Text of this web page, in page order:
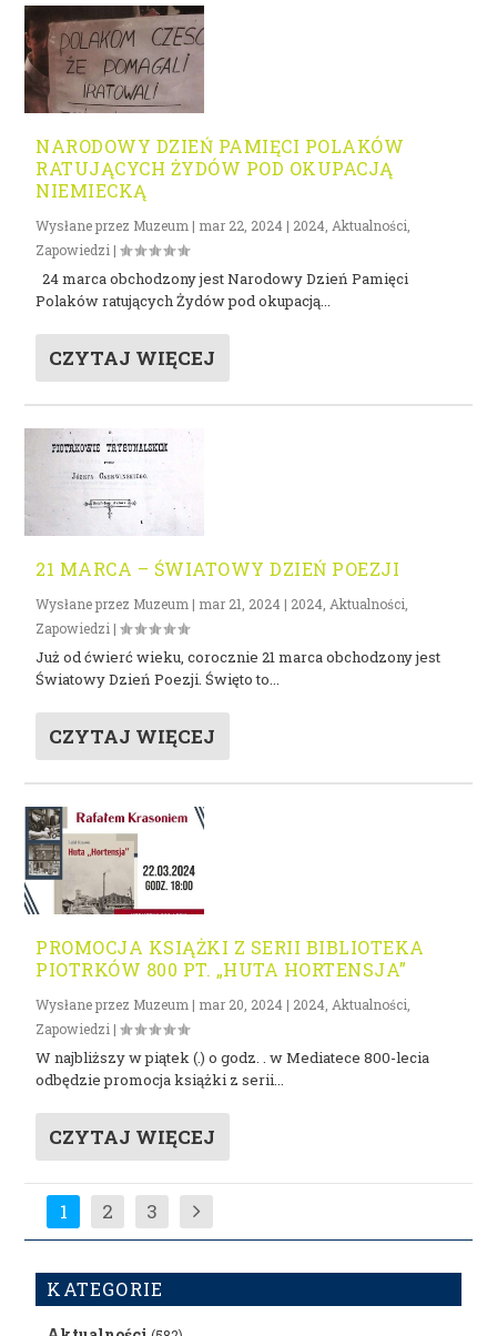
NARODOWY DZIEŃ PAMIĘCI POLAKÓW
RATUJĄCYCH ŻYDÓW POD OKUPACJĄ
NIEMIECKĄ
Wysłane przez Muzeum | mar 22, 2024 | 2024 Aktualności
Zapowiedzi |
24 marca obchodzony jest Narodowy Dzień Pamięci
Polaków ratujących Żydów pod okupacją...
CZYTAJ WIĘCEJ
21 MARCA – ŚWIATOWY DZIEŃ POEZJI
Wysłane przez Muzeum | mar 21, 2024 | 2024 Aktualności
Zapowiedzi |
Już od ćwierć wieku, corocznie 21 marca obchodzony jest
Światowy Dzień Poezji. Święto to...
CZYTAJ WIĘCEJ
PROMOCJA KSIĄŻKI Z SERII BIBLIOTEKA
PIOTRKÓW 800 PT. „HUTA HORTENSJA”
Wysłane przez Muzeum | mar 20, 2024 | 2024 Aktualności
Zapowiedzi |
W najbliższy w piątek (.) o godz. . w Mediatece 800-lecia
odbędzie promocja książki z serii...
CZYTAJ WIĘCEJ
1 2 3
KATEGORIE